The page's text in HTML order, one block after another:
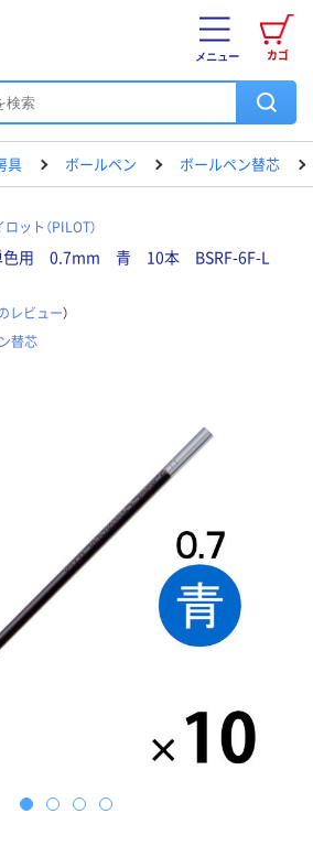
カゴ
メニュー
具 ボールペン ボールペン替芯
ロット（PILOT）
色用 0.7mm 青 10本 BSRF-6F-L
レビュー）
替芯